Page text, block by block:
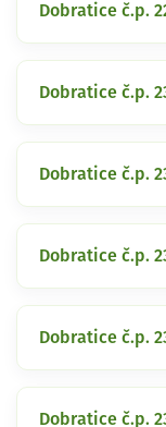
Dobratice č.p.
Dobratice č.p.
Dobratice č.p.
Dobratice č.p.
Dobratice č.p.
Dobratice č.p.